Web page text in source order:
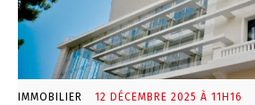
IMMOBILIER 12 DÉCEMBRE 2025 À 11H16